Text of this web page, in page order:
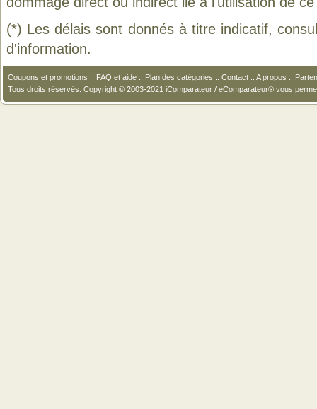
(*) Les délais sont donnés à titre indicatif,
d'information.
Coupons et promotions :: FAQ et aide :: Plan des catégories :: Contact :: A propos ::
Tous droits réservés. Copyright © 2003-2021 iComparateur / eComparateur® vous